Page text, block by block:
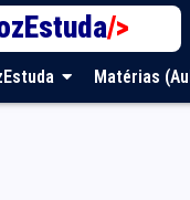
/>
Matérias